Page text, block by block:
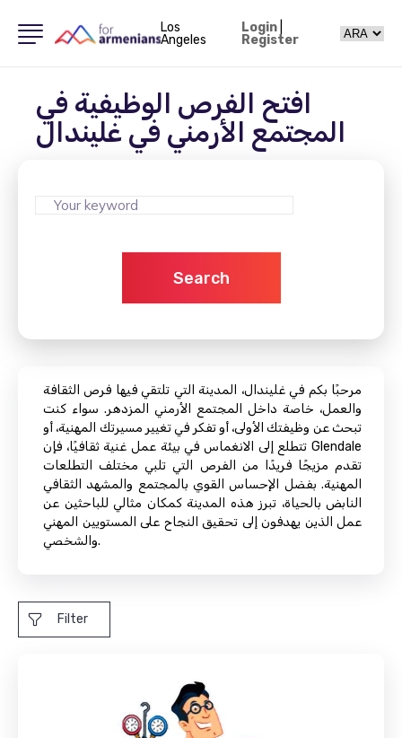
Los
Angeles
Login|
Register
افتح الفرص الوظيفية في
المجتمع الأرمني في غليندال
Search
مرحبًا بكم في غليندال، المدينة التي تلتقي فيها فرص الثقافة
والعمل، خاصة داخل المجتمع الأرمني المزدهر. سواء كنت
تبحث عن وظيفتك الأولى، أو تفكر في تغيير مسيرتك المهنية، أو
تتطلع إلى الانغماس في بيئة عمل غنية ثقافيًا، فإن Glendale
تقدم مزيجًا فريدًا من الفرص التي تلبي مختلف التطلعات
المهنية. بفضل الإحساس القوي بالمجتمع والمشهد الثقافي
النابض بالحياة، تبرز هذه المدينة كمكان مثالي للباحثين عن
عمل الذين يهدفون إلى تحقيق النجاح على المستويين المهني
والشخصي.
Filter